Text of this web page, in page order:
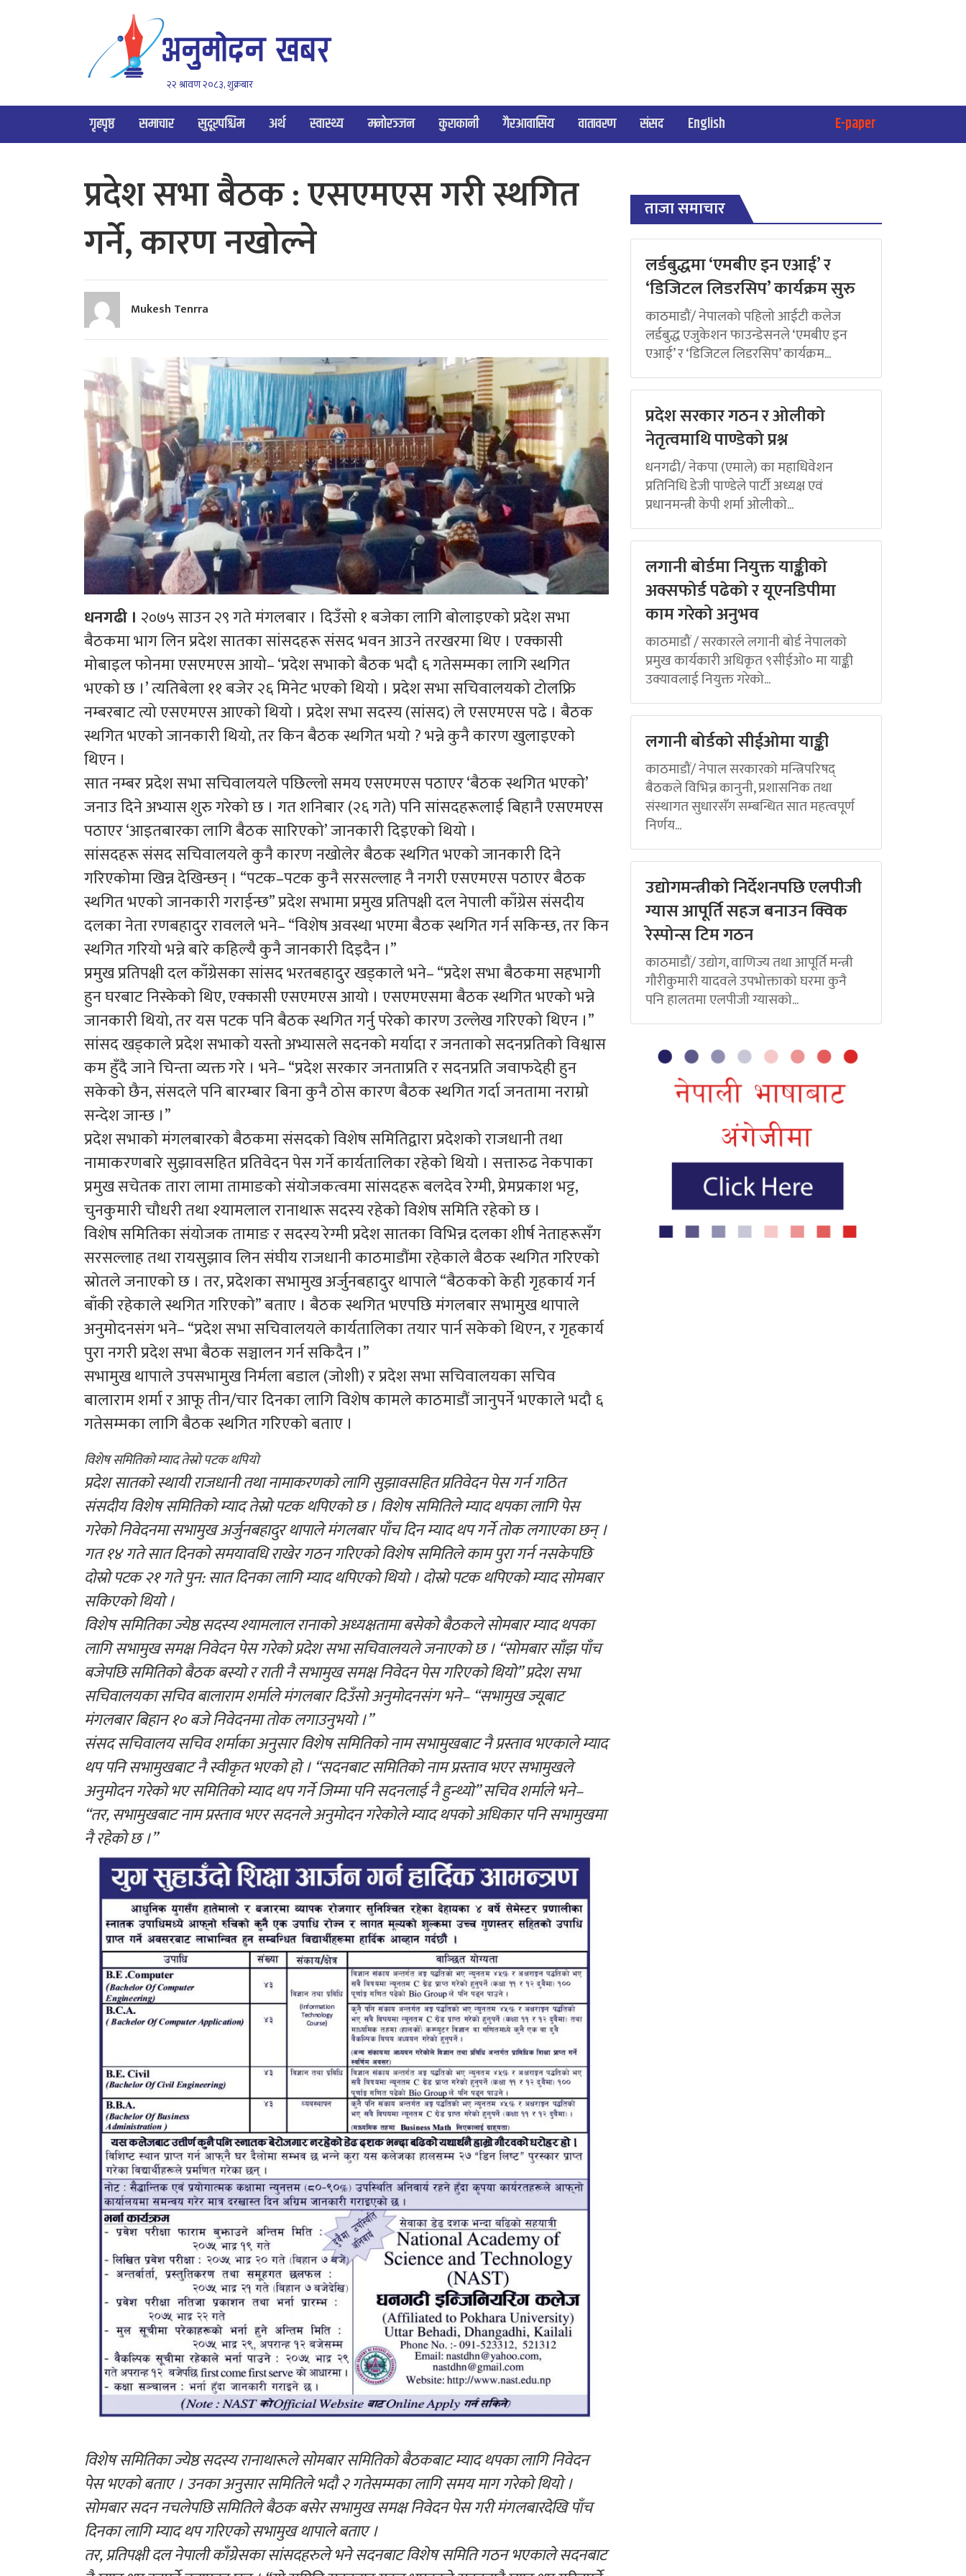
२२ श्रावण २०८३, शुक्रबार
गृहपृष्ठ समाचार सुदूरपश्चिम अर्थ स्वास्थ्य मनोरञ्जन कुराकानी गैरआवासिय वातावरण संसद English E-paper
प्रदेश सभा बैठक : एसएमएस गरी स्थगित
गर्ने, कारण नखोल्ने
Mukesh Tenrra
धनगढी । २०७५ साउन २९ गते मंगलबार । दिउँसो १ बजेका लागि बोलाइएको प्रदेश सभा
बैठकमा भाग लिन प्रदेश सातका सांसदहरू संसद भवन आउने तरखरमा थिए । एक्कासी
मोबाइल फोनमा एसएमएस आयो– ‘प्रदेश सभाको बैठक भदौ ६ गतेसम्मका लागि स्थगित
भएको छ ।’ त्यतिबेला ११ बजेर २६ मिनेट भएको थियो । प्रदेश सभा सचिवालयको टोलफ्रि
नम्बरबाट त्यो एसएमएस आएको थियो । प्रदेश सभा सदस्य (सांसद) ले एसएमएस पढे । बैठक
स्थगित भएको जानकारी थियो, तर किन बैठक स्थगित भयो ? भन्ने कुनै कारण खुलाइएको
थिएन ।
सात नम्बर प्रदेश सभा सचिवालयले पछिल्लो समय एसएमएस पठाएर ‘बैठक स्थगित भएको’
जनाउ दिने अभ्यास शुरु गरेको छ । गत शनिबार (२६ गते) पनि सांसदहरूलाई बिहानै एसएमएस
पठाएर ‘आइतबारका लागि बैठक सारिएको’ जानकारी दिइएको थियो ।
सांसदहरू संसद सचिवालयले कुनै कारण नखोलेर बैठक स्थगित भएको जानकारी दिने
गरिएकोमा खिन्न देखिन्छन् । “पटक–पटक कुनै सरसल्लाह नै नगरी एसएमएस पठाएर बैठक
स्थगित भएको जानकारी गराईन्छ” प्रदेश सभामा प्रमुख प्रतिपक्षी दल नेपाली काँग्रेस संसदीय
दलका नेता रणबहादुर रावलले भने– “विशेष अवस्था भएमा बैठक स्थगित गर्न सकिन्छ, तर किन
स्थगित गरियो भन्ने बारे कहिल्यै कुनै जानकारी दिइदैन ।”
प्रमुख प्रतिपक्षी दल काँग्रेसका सांसद भरतबहादुर खड्काले भने– “प्रदेश सभा बैठकमा सहभागी
हुन घरबाट निस्केको थिए, एक्कासी एसएमएस आयो । एसएमएसमा बैठक स्थगित भएको भन्ने
जानकारी थियो, तर यस पटक पनि बैठक स्थगित गर्नु परेको कारण उल्लेख गरिएको थिएन ।”
सांसद खड्काले प्रदेश सभाको यस्तो अभ्यासले सदनको मर्यादा र जनताको सदनप्रतिको विश्वास
कम हुँदै जाने चिन्ता व्यक्त गरे । भने– “प्रदेश सरकार जनताप्रति र सदनप्रति जवाफदेही हुन
सकेको छैन, संसदले पनि बारम्बार बिना कुनै ठोस कारण बैठक स्थगित गर्दा जनतामा नराम्रो
सन्देश जान्छ ।”
प्रदेश सभाको मंगलबारको बैठकमा संसदको विशेष समितिद्वारा प्रदेशको राजधानी तथा
नामाकरणबारे सुझावसहित प्रतिवेदन पेस गर्ने कार्यतालिका रहेको थियो । सत्तारुढ नेकपाका
प्रमुख सचेतक तारा लामा तामाङको संयोजकत्वमा सांसदहरू बलदेव रेग्मी, प्रेमप्रकाश भट्ट,
चुनकुमारी चौधरी तथा श्यामलाल रानाथारू सदस्य रहेको विशेष समिति रहेको छ ।
विशेष समितिका संयोजक तामाङ र सदस्य रेग्मी प्रदेश सातका विभिन्न दलका शीर्ष नेताहरूसँग
सरसल्लाह तथा रायसुझाव लिन संघीय राजधानी काठमाडौंमा रहेकाले बैठक स्थगित गरिएको
स्रोतले जनाएको छ । तर, प्रदेशका सभामुख अर्जुनबहादुर थापाले “बैठकको केही गृहकार्य गर्न
बाँकी रहेकाले स्थगित गरिएको” बताए । बैठक स्थगित भएपछि मंगलबार सभामुख थापाले
अनुमोदनसंग भने– “प्रदेश सभा सचिवालयले कार्यतालिका तयार पार्न सकेको थिएन, र गृहकार्य
पुरा नगरी प्रदेश सभा बैठक सञ्चालन गर्न सकिदैन ।”
सभामुख थापाले उपसभामुख निर्मला बडाल (जोशी) र प्रदेश सभा सचिवालयका सचिव
बालाराम शर्मा र आफू तीन/चार दिनका लागि विशेष कामले काठमाडौं जानुपर्ने भएकाले भदौ ६
गतेसम्मका लागि बैठक स्थगित गरिएको बताए ।
विशेष समितिको म्याद तेस्रो पटक थपियो
प्रदेश सातको स्थायी राजधानी तथा नामाकरणको लागि सुझावसहित प्रतिवेदन पेस गर्न गठित
संसदीय विशेष समितिको म्याद तेस्रो पटक थपिएको छ । विशेष समितिले म्याद थपका लागि पेस
गरेको निवेदनमा सभामुख अर्जुनबहादुर थापाले मंगलबार पाँच दिन म्याद थप गर्ने तोक लगाएका छन् ।
गत १४ गते सात दिनको समयावधि राखेर गठन गरिएको विशेष समितिले काम पुरा गर्न नसकेपछि
दोस्रो पटक २१ गते पुन: सात दिनका लागि म्याद थपिएको थियो । दोस्रो पटक थपिएको म्याद सोमबार
सकिएको थियो ।
विशेष समितिका ज्येष्ठ सदस्य श्यामलाल रानाको अध्यक्षतामा बसेको बैठकले सोमबार म्याद थपका
लागि सभामुख समक्ष निवेदन पेस गरेको प्रदेश सभा सचिवालयले जनाएको छ । “सोमबार साँझ पाँच
बजेपछि समितिको बैठक बस्यो र राती नै सभामुख समक्ष निवेदन पेस गरिएको थियो” प्रदेश सभा
सचिवालयका सचिव बालाराम शर्माले मंगलबार दिउँसो अनुमोदनसंग भने– “सभामुख ज्यूबाट
मंगलबार बिहान १० बजे निवेदनमा तोक लगाउनुभयो ।”
संसद सचिवालय सचिव शर्माका अनुसार विशेष समितिको नाम सभामुखबाट नै प्रस्ताव भएकाले म्याद
थप पनि सभामुखबाट नै स्वीकृत भएको हो । “सदनबाट समितिको नाम प्रस्ताव भएर सभामुखले
अनुमोदन गरेको भए समितिको म्याद थप गर्ने जिम्मा पनि सदनलाई नै हुन्थ्यो” सचिव शर्माले भने–
“तर, सभामुखबाट नाम प्रस्ताव भएर सदनले अनुमोदन गरेकोले म्याद थपको अधिकार पनि सभामुखमा
नै रहेको छ ।”
विशेष समितिका ज्येष्ठ सदस्य रानाथारूले सोमबार समितिको बैठकबाट म्याद थपका लागि निवेदन
पेस भएको बताए । उनका अनुसार समितिले भदौ २ गतेसम्मका लागि समय माग गरेको थियो ।
सोमबार सदन नचलेपछि समितिले बैठक बसेर सभामुख समक्ष निवेदन पेस गरी मंगलबारदेखि पाँच
दिनका लागि म्याद थप गरिएको सभामुख थापाले बताए ।
तर, प्रतिपक्षी दल नेपाली काँग्रेसका सांसदहरुले भने सदनबाट विशेष समिति गठन भएकाले सदनबाट
ताजा समाचार
लर्डबुद्धमा ‘एमबीए इन एआई’ र
‘डिजिटल लिडरसिप’ कार्यक्रम सुरु
काठमाडौं/ नेपालको पहिलो आईटी कलेज
लर्डबुद्ध एजुकेशन फाउन्डेसनले ‘एमबीए इन
एआई’ र ‘डिजिटल लिडरसिप’ कार्यक्रम...
प्रदेश सरकार गठन र ओलीको
नेतृत्वमाथि पाण्डेको प्रश्न
धनगढी/ नेकपा (एमाले) का महाधिवेशन
प्रतिनिधि डेजी पाण्डेले पार्टी अध्यक्ष एवं
प्रधानमन्त्री केपी शर्मा ओलीको...
लगानी बोर्डमा नियुक्त याङ्कीको
अक्सफोर्ड पढेको र यूएनडिपीमा
काम गरेको अनुभव
काठमाडौं / सरकारले लगानी बोर्ड नेपालको
प्रमुख कार्यकारी अधिकृत ९सीईओ० मा याङ्की
उक्यावलाई नियुक्त गरेको...
लगानी बोर्डको सीईओमा याङ्की
काठमाडौं/ नेपाल सरकारको मन्त्रिपरिषद्
बैठकले विभिन्न कानुनी, प्रशासनिक तथा
संस्थागत सुधारसँग सम्बन्धित सात महत्वपूर्ण
निर्णय...
उद्योगमन्त्रीको निर्देशनपछि एलपीजी
ग्यास आपूर्ति सहज बनाउन क्विक
रेस्पोन्स टिम गठन
काठमाडौं/ उद्योग, वाणिज्य तथा आपूर्ति मन्त्री
गौरीकुमारी यादवले उपभोक्ताको घरमा कुनै
पनि हालतमा एलपीजी ग्यासको...